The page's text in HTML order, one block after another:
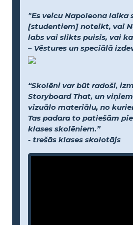
"Es veicu Napoleona laika
[studentiem] noteikt, vai
labs vai slikts puisis, vai
– Vēstures un speciālā
“Skolēni var būt radoši,
Storyboard That, un
vizuālo materiālu, no
Tas padara to patiešām
klases skolēniem.”
- trešās klases skolotājs